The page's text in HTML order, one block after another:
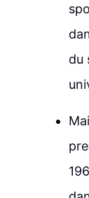
du